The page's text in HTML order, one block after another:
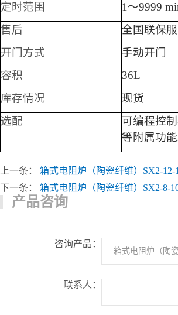
定时范围
1～9999
售后
全国联保
开门方式
手动开门
容积
36L
库存情况
现货
选配
可编程控制
等附属功能
上一条： 箱式电阻炉（陶瓷纤维）SX2-
下一条： 箱式电阻炉（陶瓷纤维）SX2-8-
产品咨询
咨询产品：
联系人：